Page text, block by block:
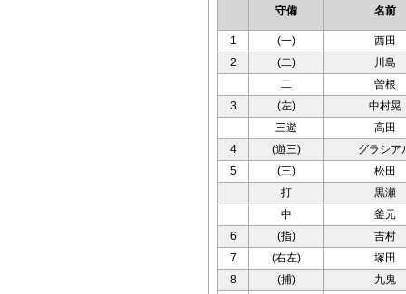
守備 名前
1 (一)
西田
2
(二)
川島
二
曽根
3
(左)
中村晃
三遊
高田
4
(遊三)
グラシア
5
(三)
松田
打
黒瀬
中
釜元
6
(指)
吉村
7
(右左)
塚田
8
(捕)
九鬼